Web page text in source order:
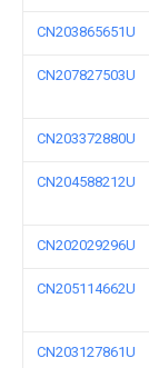
CN203865651U
CN207827503U
CN203372880U
CN204588212U
CN202029296U
CN205114662U
CN203127861U